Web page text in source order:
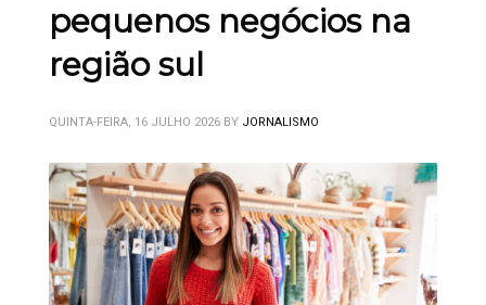
pequenos negócios na
região sul
QUINTA-FEIRA, 16 JULHO 2026 BY JORNALISMO